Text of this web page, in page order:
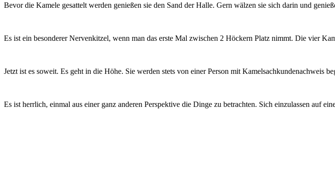
Bevor die Kamele gesattelt werden genießen sie den Sand der Halle. Gern wälzen sie sich darin und
Es ist ein besonderer Nervenkitzel, wenn man das erste Mal zwischen 2 Höckern Platz nimmt. Die vier
Jetzt ist es soweit. Es geht in die Höhe. Sie werden stets von einer Person mit Kamelsachkundenachweis
Es ist herrlich, einmal aus einer ganz anderen Perspektive die Dinge zu betrachten. Sich einzulassen auf